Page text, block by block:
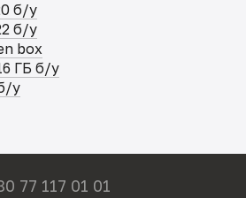
б/у
б/у
box
ГБ б/у
у
77 117 01 01